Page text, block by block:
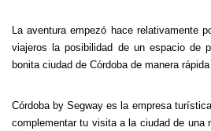
La aventura empezó hace relativamente
viajeros la posibilidad de un espacio de
bonita ciudad de Córdoba de manera
Córdoba by Segway es la empresa
complementar tu visita a la ciudad de una